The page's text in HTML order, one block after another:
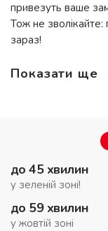
привезуть ваше
Тож не
зараз!
Показати ще
до 45 хвилин
у зеленій зоні!
до 59 хвилин
у жовтій зоні